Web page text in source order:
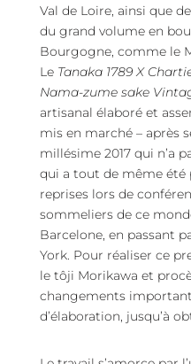
Val de Loire, ainsi que
du grand volume en
Bourgogne, comme le
Le Tanaka 1789 X
Nama-zume sake
artisanal élaboré et
mis en marché – après
millésime 2017 qui n’a
qui a tout de même été
reprises lors de
sommeliers de ce
Barcelone, en passant
York. Pour réaliser ce
le tôji Morikawa et
changements
d’élaboration, jusqu’à